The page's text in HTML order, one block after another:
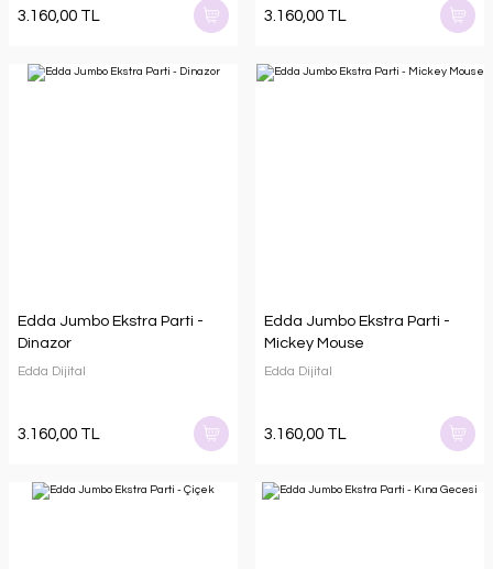
3.160,00 TL 3.160,00 TL
Edda Jumbo Ekstra Parti -
Dinazor
Edda Dijital
3.160,00 TL
Edda Jumbo Ekstra Parti -
Mickey Mouse
Edda Dijital
3.160,00 TL